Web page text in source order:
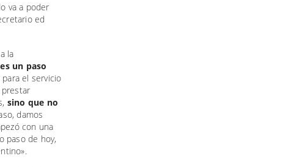
va a poder
ed
la
es un paso
el servicio
prestar
sino que no
damos
con una
paso de hoy,